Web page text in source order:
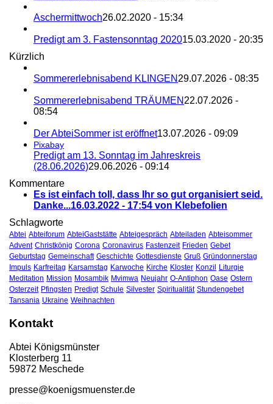
Aschermittwoch26.02.2020 - 15:34
Predigt am 3. Fastensonntag 202015.03.2020 - 20:35
Kürzlich
Sommererlebnisabend KLINGEN 29.07.2026 - 08:35
Sommererlebnisabend TRÄUMEN 22.07.2026 -
08:54
Der AbteiSommer ist eröffnet13.07.2026 - 09:09
Pixabay
Predigt am 13. Sonntag im Jahreskreis
(28.06.2026)29.06.2026 - 09:14
Kommentare
Es ist einfach toll, dass Ihr so gut organisiert seid.
Danke...16.03.2022 - 17:54 von Klebefolien
Schlagworte
Abtei Abteiforum AbteiGaststätte Abteigespräch Abteiladen Abteisommer
Advent Christkönig Corona Coronavirus Fastenzeit Frieden Gebet
Geburtstag Gemeinschaft Geschichte Gottesdienste Gruß Gründonnerstag
Impuls Karfreitag Karsamstag Karwoche Kirche Kloster Konzil
Liturgie
Meditation Mission Mosambik Mvimwa Neujahr O-Antiphon Oase Ostern
Osterzeit Pfingsten Predigt Schule Silvester Spiritualität Stundengebet
Tansania Ukraine Weihnachten
Kontakt
Abtei Königsmünster
Klosterberg 11
59872 Meschede
presse@koenigsmuenster.de